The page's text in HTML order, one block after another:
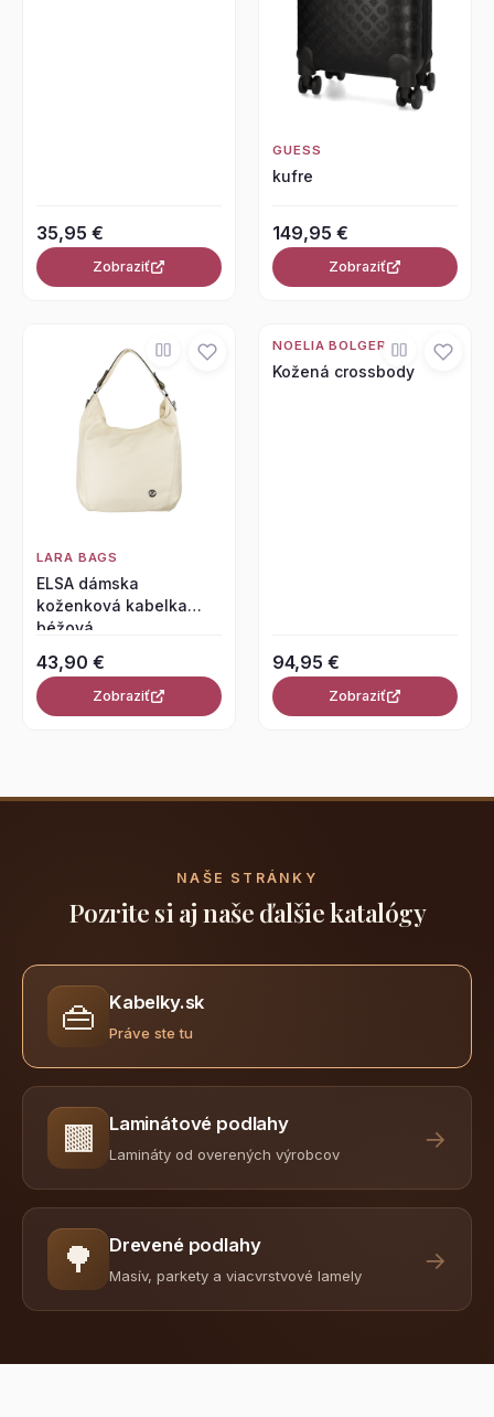
35,95 €
Zobraziť
GUESS
kufre
149,95 €
Zobraziť
LARA BAGS
ELSA dámska
koženková kabelka
béžová
43,90 €
Zobraziť
NOELIA BOLGER
Kožená crossbody
94,95 €
Zobraziť
NAŠE STRÁNKY
Pozrite si aj naše ďalšie katalógy
👜 Kabelky.sk
Práve ste tu
🟫 Laminátové podlahy
Lamináty od overených výrobcov
→
🌳 Drevené podlahy
Masív, parkety a viacvrstvové lamely
→